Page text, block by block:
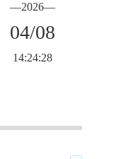
—2026—
04/08
14:24:28